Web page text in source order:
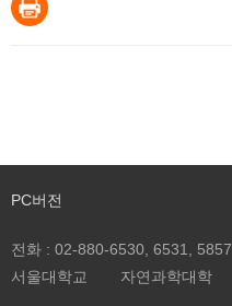
PC버전
전화 : 02-880-6530, 6531, 5857
서울대학교
자연과학대학